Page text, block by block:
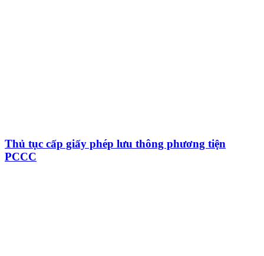
Thủ tục cấp giấy phép lưu thông phương tiện
PCCC